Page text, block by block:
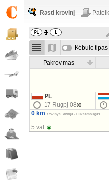
Rasti krovinį
Kėbulo tipas
Pakrovimas
PL
17 Rugpj 0800
0 km Krovinys Lenkija - Liuksemburgas
5 val.